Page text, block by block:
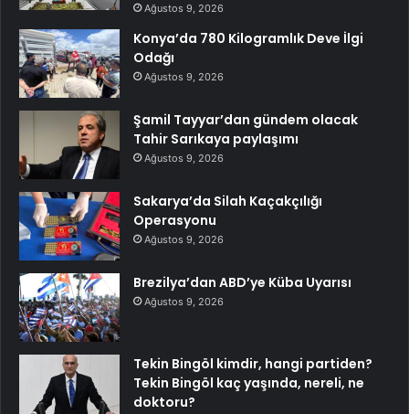
Ağustos 9, 2026
Konya’da 780 Kilogramlık Deve İlgi
Odağı
Ağustos 9, 2026
Şamil Tayyar’dan gündem olacak
Tahir Sarıkaya paylaşımı
Ağustos 9, 2026
Sakarya’da Silah Kaçakçılığı
Operasyonu
Ağustos 9, 2026
Brezilya’dan ABD’ye Küba Uyarısı
Ağustos 9, 2026
Tekin Bingöl kimdir, hangi partiden?
Tekin Bingöl kaç yaşında, nereli, ne
doktoru?